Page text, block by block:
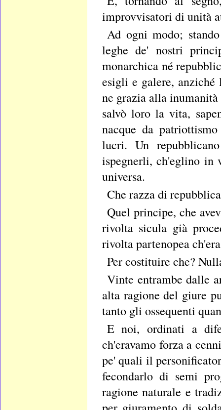
improvvisatori di unità
Ad ogni modo;
leghe de' nostri
monarchica né
esigli e galere,
ne grazia alla
salvò loro la vita,
nacque da
lucri. Un
ispegnerli, ch'eglino in
universa.
Che razza di
Quel principe, che
rivolta sicula già
rivolta partenopea
Per costituire che?
Vinte entrambe dalle
alta ragione del giure
tanto gli ossequenti
E noi, ordinati a
ch'eravamo forza a
pe' quali il
fecondarlo di semi
ragione naturale e